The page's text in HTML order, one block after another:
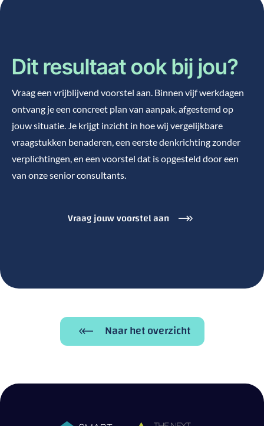
Dit resultaat ook bij jou?
Vraag een vrijblijvend voorstel aan. Binnen vijf werkdagen
ontvang je een concreet plan van aanpak, afgestemd op
jouw situatie. Je krijgt inzicht in hoe wij vergelijkbare
vraagstukken benaderen, een eerste denkrichting zonder
verplichtingen, en een voorstel dat is opgesteld door een
van onze senior consultants.
Vraag jouw voorstel aan
Naar het overzicht